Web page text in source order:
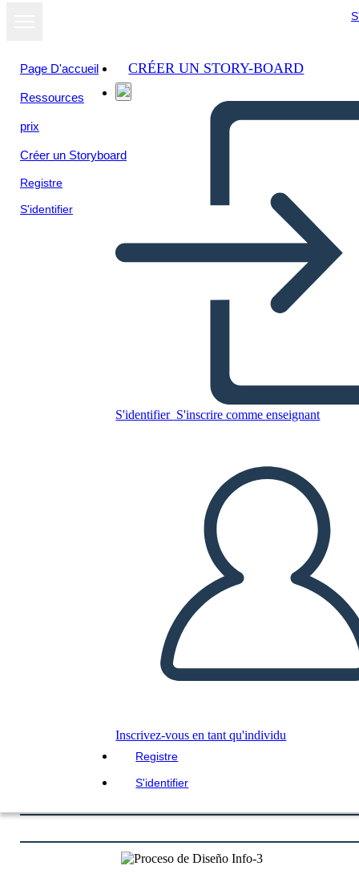
Page D'accueil
Ressources
prix
Créer un Storyboard
Registre
S'identifier
CRÉER UN STORY-BOARD
S'identifier S'inscrire comme enseignant
Inscrivez-vous en tant qu'individu
Registre
S'identifier
Copiez ce storyboard
CRÉER UN STORYBOARD
LIS-MOI